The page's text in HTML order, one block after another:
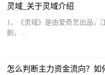
灵域_关于灵域介绍
1、《灵域》是由爱奇艺出品，
剧，...
怎么判断主力资金流向？如